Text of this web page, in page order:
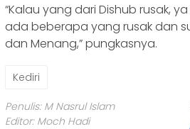
“Kalau yang dari Dishub rusak,
ada beberapa yang rusak dan
dan Menang,” pungkasnya.
Kediri
Penulis: M Nasrul Islam
Editor: Moch Hadi